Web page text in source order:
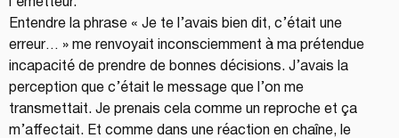
Entendre la phrase « Je te l’avais bien dit, c’était une
erreur… » me renvoyait inconsciemment à ma prétendue
incapacité de prendre de bonnes décisions. J’avais la
perception que c’était le message que l’on me
transmettait. Je prenais cela comme un reproche et ça
m’affectait. Et comme dans une réaction en chaîne, le